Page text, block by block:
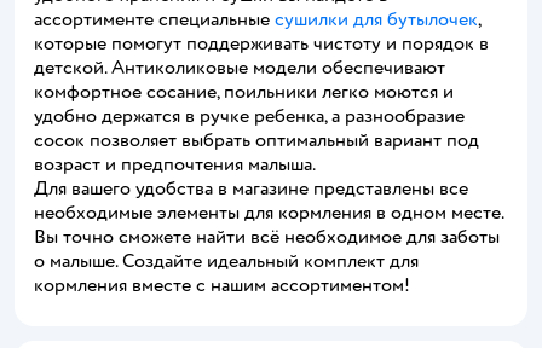
ассортименте специальные сушилки для бутылочек,
которые помогут поддерживать чистоту и порядок в
детской. Антиколиковые модели обеспечивают
комфортное сосание, поильники легко моются и
удобно держатся в ручке ребенка, а разнообразие
сосок позволяет выбрать оптимальный вариант под
возраст и предпочтения малыша.
Для вашего удобства в магазине представлены все
необходимые элементы для кормления в одном месте.
Вы точно сможете найти всё необходимое для заботы
о малыше. Создайте идеальный комплект для
кормления вместе с нашим ассортиментом!